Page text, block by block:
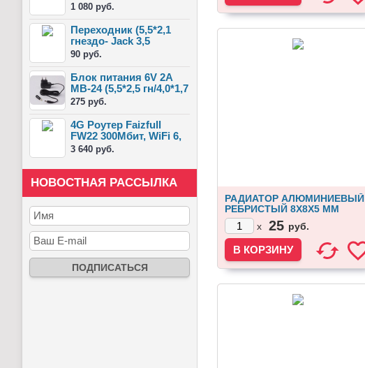
1 080 руб.
Переходник (5,5*2,1
гнездо- Jack 3,5
штекер)
90 руб.
Блок питания 6V 2A
MB-24 (5,5*2,5 гн/4,0*1,7
шт)
275 руб.
4G Роутер Faizfull
FW22 300Мбит, WiFi 6,
съемны...
3 640 руб.
НОВОСТНАЯ РАССЫЛКА
РАДИАТОР АЛЮМИНИЕВЫЙ
РЕБРИСТЫЙ 8Х8Х5 ММ
x
25 руб.